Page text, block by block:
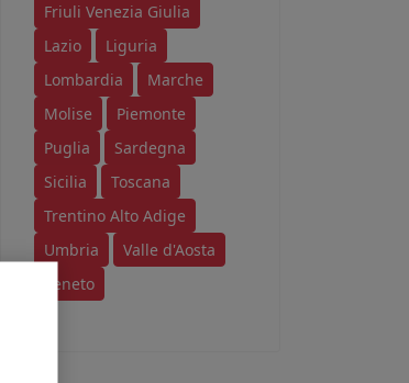
Friuli Venezia Giulia
Lazio
Liguria
Lombardia
Marche
Molise
Piemonte
Puglia
Sardegna
Sicilia
Toscana
Trentino Alto Adige
Umbria
Valle d'Aosta
Veneto